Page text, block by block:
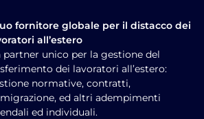
fornitore globale per il distacco dei
all’estero
partner unico per la gestione del
dei lavoratori all’estero:
normative, contratti,
ed altri adempimenti
ed individuali.